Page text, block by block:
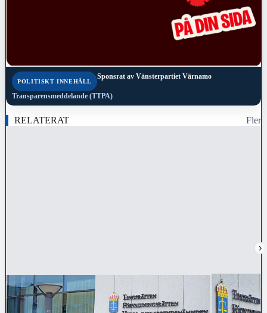
POLITISKT INNEHÅLL
Sponsrat av Vänsterpartiet Värnamo
Transparensmeddelande (TTPA)
RELATERAT Fler
›